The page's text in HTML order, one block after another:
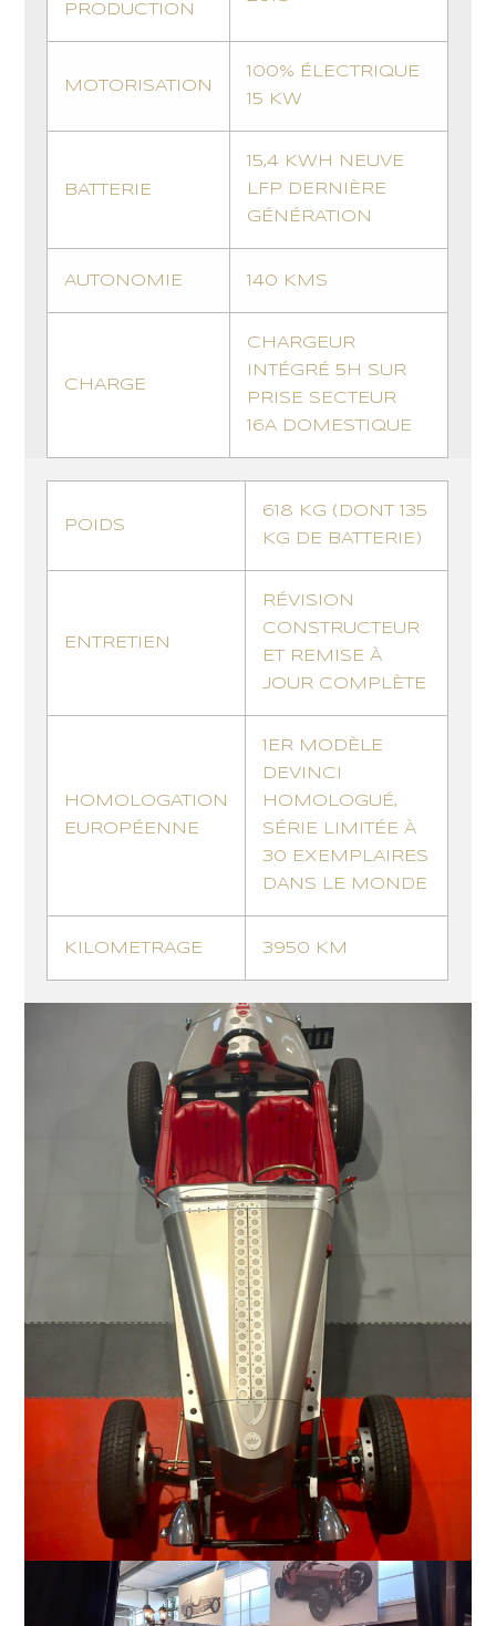
PRODUCTION
MOTORISATION
100% ÉLECTRIQUE
15 KW
BATTERIE
15,4 KWH NEUVE
LFP DERNIÈRE
GÉNÉRATION
AUTONOMIE 140 KMS
CHARGE
CHARGEUR
INTÉGRÉ 5H SUR
PRISE SECTEUR
16A DOMESTIQUE
POIDS
618 KG (DONT 135
KG DE BATTERIE)
ENTRETIEN
RÉVISION
CONSTRUCTEUR
ET REMISE À
JOUR COMPLÈTE
HOMOLOGATION
EUROPÉENNE
1ER MODÈLE
DEVINCI
HOMOLOGUÉ,
SÉRIE LIMITÉE À
30 EXEMPLAIRES
DANS LE MONDE
KILOMETRAGE 3950 KM